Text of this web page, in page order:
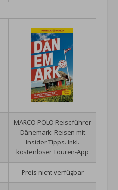
MARCO POLO Reiseführer
Dänemark: Reisen mit
Insider-Tipps. Inkl.
kostenloser Touren-App
Preis nicht verfügbar